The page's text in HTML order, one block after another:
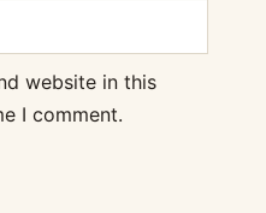
website in this
I comment.